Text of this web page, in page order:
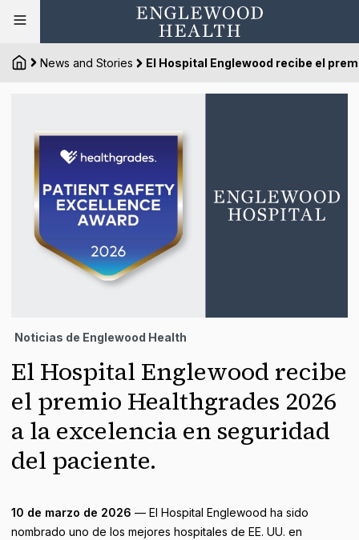
News and Stories El Hospital Englewood recibe el
Noticias de Englewood Health
El Hospital Englewood recibe
el premio Healthgrades 2026
a la excelencia en seguridad
del paciente.
10 de marzo de 2026 — El Hospital Englewood ha sido
nombrado uno de los mejores hospitales de EE. UU. en